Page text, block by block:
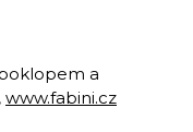
a
www.fabini.cz